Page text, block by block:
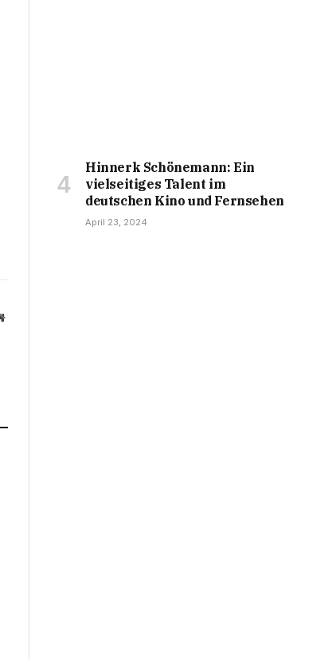
Website
Hinnerk Schönemann: Ein
vielseitiges Talent im
deutschen Kino und Fernsehen
April 23, 2024